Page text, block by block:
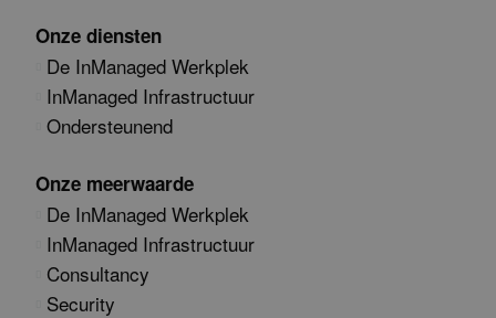
Onze diensten
De InManaged Werkplek
InManaged Infrastructuur
Ondersteunend
Onze meerwaarde
De InManaged Werkplek
InManaged Infrastructuur
Consultancy
Security